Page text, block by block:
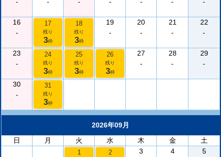
- - - - - - -
16
-
17
残り
3枠
18
残り
3枠
19
-
20
-
21
-
22
-
23
-
24
残り
3枠
25
残り
3枠
26
残り
3枠
27
-
28
-
29
-
30
-
31
残り
3枠
2026年09月
日
月 火 水 木 金 土
1 2
3
4
5